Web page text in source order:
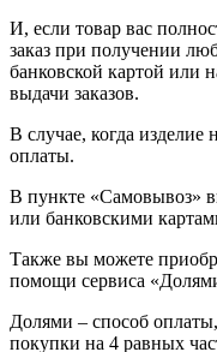
И, если товар вас
заказ при получении
банковской картой или
выдачи заказов.
В случае, когда изделие
оплаты.
В пункте «Самовывоз»
или банковскими
Также вы можете
помощи сервиса
Долями – способ
покупки на 4 равных